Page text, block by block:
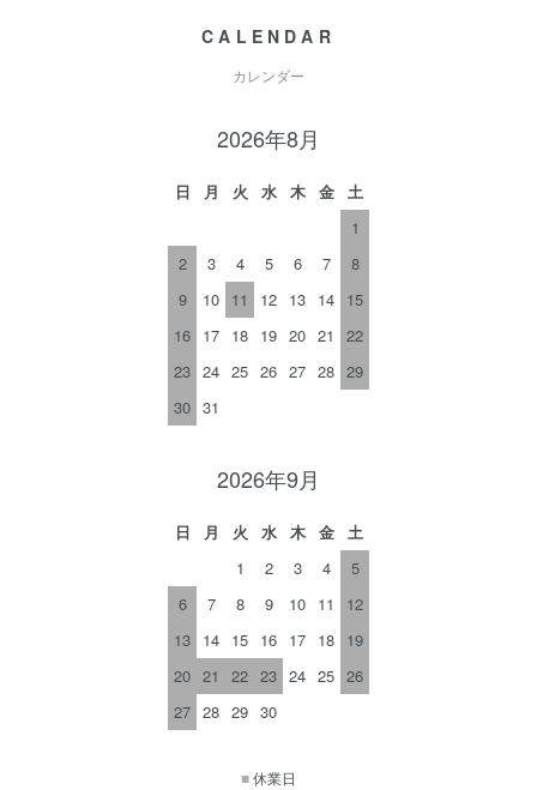
CALENDAR
カレンダー
2026年8月
日 月 火 水 木 金
土
1
2
3 4 5 6 7
8
9
10 11 12 13 14 15
16 17 18 19 20 21
22
23 24 25 26 27 28 29
30 31
2026年9月
日 月 火 水 木 金
土
1
2 3 4
5
6
7 8 9 10 11
12
13 14 15 16 17 18 19
20 21 22 23 24 25 26
27 28 29 30
■休業日